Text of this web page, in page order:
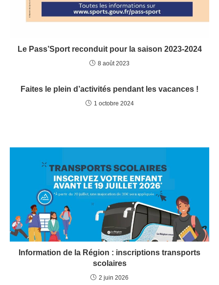
Le Pass’Sport reconduit pour la saison 2023-2024
8 août 2023
Faites le plein d’activités pendant les vacances !
1 octobre 2024
Information de la Région : inscriptions transports
scolaires
2 juin 2026